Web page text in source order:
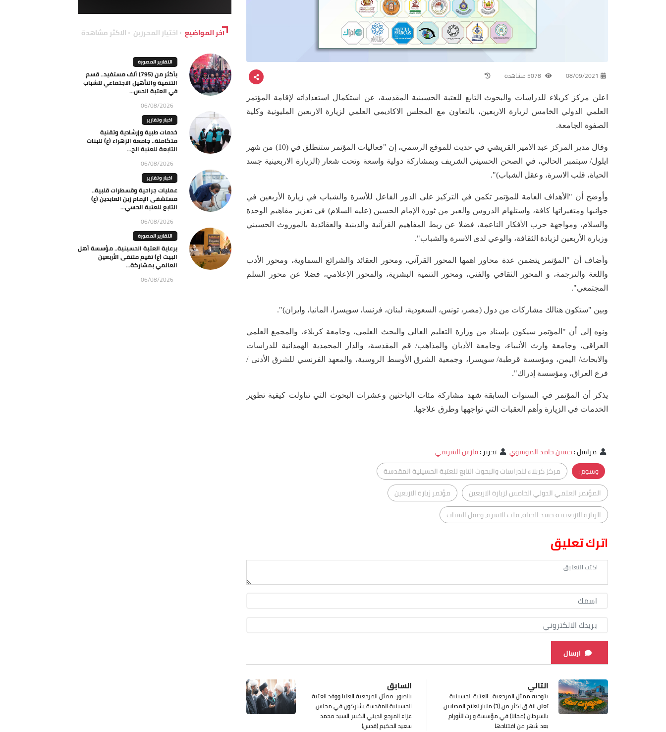
08/09/2021
اعلن مركز كربلاء للدراسات والبحوث التابع للعتبة الحسينية المقدسة، عن استكمال استعداداته لإقامة المؤتمر
العلمي الدولي الخامس لزيارة الاربعين، بالتعاون مع المجلس الاكاديمي العلمي لزيارة الاربعين المليونية وكلية
الصفوة الجامعة.
وقال مدير المركز عبد الامير القريشي في حديث للموقع الرسمي، إن "فعاليات المؤتمر ستنطلق في (10) من شهر
ايلول/ سبتمبر الحالي، في الصحن الحسيني الشريف وبمشاركة دولية واسعة وتحت شعار (الزيارة الاربعينية جسد
الحياة، قلب الاسرة، وعقل الشباب)".
وأوضح أن "الأهداف العامة للمؤتمر تكمن في التركيز على الدور الفاعل للأسرة والشباب في زيارة الأربعين في
جوانبها ومتغيراتها كافة، واستلهام الدروس والعبر من ثورة الإمام الحسين (عليه السلام) في تعزيز مفاهيم الوحدة
والسلام، ومواجهة حرب الأفكار الناعمة، فضلا عن ربط المفاهيم القرآنية والدينية والعقائدية بالموروث الحسيني
وزيارة الأربعين لزيادة الثقافة، والوعي لدى الاسرة والشباب".
وأضاف أن "المؤتمر يتضمن عدة محاور اهمها المحور القرآني، ومحور العقائد والشرائع السماوية، ومحور الأدب
واللغة والترجمة، و المحور الثقافي والفني، ومحور التنمية البشرية، والمحور الإعلامي، فضلا عن محور السلم
المجتمعي".
وبين "ستكون هنالك مشاركات من دول (مصر، تونس، السعودية، لبنان، فرنسا، سويسرا، المانيا، وايران)".
ونوه إلى أن "المؤتمر سيكون بإسناد من وزارة التعليم العالي والبحث العلمي، وجامعة كربلاء، والمجمع العلمي
العراقي، وجامعة وارث الأنبياء، وجامعة الأديان والمذاهب/ قم المقدسة، والدار المحمدية الهمدانية للدراسات
والابحاث/ اليمن، ومؤسسة قرطبة/ سويسرا، وجمعية الشرق الأوسط الروسية، والمعهد الفرنسي للشرق الأدنى /
فرع العراق، ومؤسسة إدراك".
يذكر أن المؤتمر في السنوات السابقة شهد مشاركة مئات الباحثين وعشرات البحوث التي تناولت كيفية تطوير
الخدمات في الزيارة وأهم العقبات التي تواجهها وطرق علاجها.
مراسل:حسين حامد الموسوي تحرير:فارس الشريفي
وسوم :
مركز كربلاء للدراسات والبحوث التابع للعتبة الحسينية المقدسة
المؤتمر العلمي الدولي الخامس لزيارة الاربعين
مؤتمر زيارة الاربعين
الزيارة الاربعينية جسد الحياة، قلب الاسرة، وعقل الشباب
اترك تعليق
ارسال
السابق
بالصور: ممثل المرجعية العليا ووفد العتبة
الحسينية المقدسة يشاركون في مجلس
عزاء المرجع الديني الكبير السيد محمد
سعيد الحكيم (قدس)
التالي
بتوجيه ممثل المرجعية.. العتبة الحسينية
تعلن انفاق اكثر من (3) مليار لعلاج المصابين
بالسرطان (مجانا) في مؤسسة وارث للأورام
بعد شهر من افتتاحها
آخر المواضيع اختيار المحررين الاكثر مشاهدة
التقارير المصورة
بأكثر من (795) ألف مستفيد.. قسم
التنمية والتأهيل الاجتماعي للشباب
في العتبة الحس...
06/08/2026
اخبار وتقارير
خدمات طبية وإرشادية وتقنية
متكاملة.. جامعة الزهراء (ع) للبنات
التابعة للعتبة الح...
06/08/2026
اخبار وتقارير
عمليات جراحية وقسطرات قلبية..
مستشفى الإمام زين العابدين (ع)
التابع للعتبة الحسي...
06/08/2026
التقارير المصورة
برعاية العتبة الحسينية.. مؤسسة أهل
البيت (ع) تقيم ملتقى الأربعين
العالمي بمشاركة...
06/08/2026